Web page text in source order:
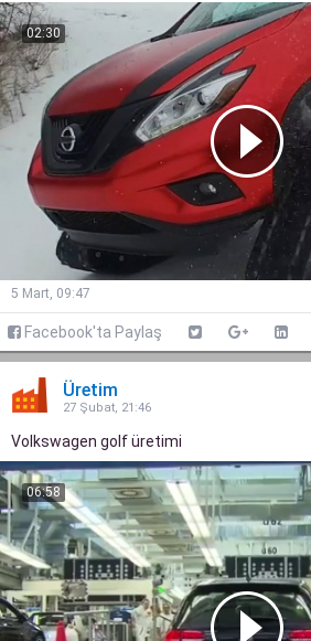
02:30
5 Mart, 09:47
Facebook'ta Paylaş
Üretim
27 Şubat, 21:46
Volkswagen golf üretimi
06:58